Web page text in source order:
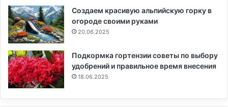
Создаем красивую альпийскую горку в
огороде своими руками
20.06.2025
Подкормка гортензии советы по выбору
удобрений и правильное время внесения
18.06.2025